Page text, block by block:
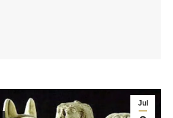
Jul